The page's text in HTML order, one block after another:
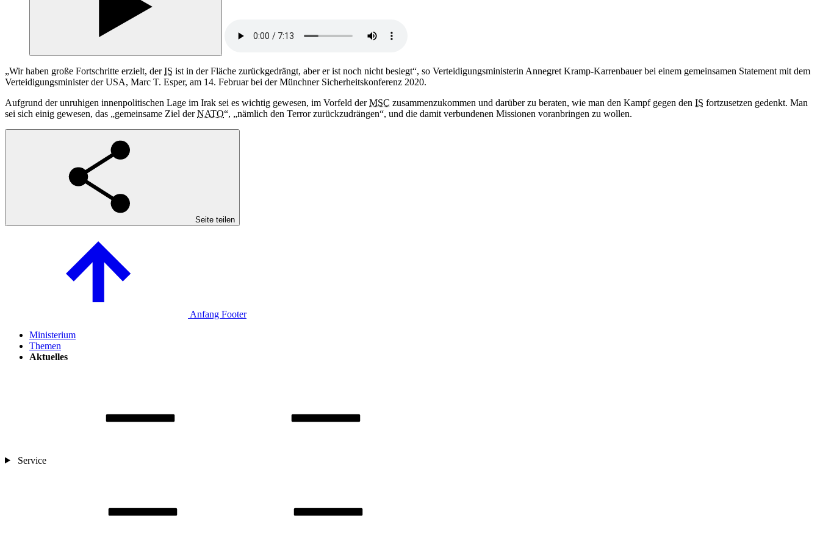
„Wir haben große Fortschritte erzielt, derIS ist in der Fläche zurückgedrängt, aber er ist noch nicht besiegt“, so Verteidigungsministerin Annegret Kramp-Karrenbauer bei einem gemeinsamen Statement mit dem
Verteidigungsminister der USA, Marc T. Esper, am 14. Februar bei der Münchner Sicherheitskonferenz 2020.
Aufgrund der unruhigen innenpolitischen Lage im Irak sei es wichtig gewesen, im Vorfeld derMSC zusammenzukommen und darüber zu beraten, wie man den Kampf gegen den IS fortzusetzen gedenkt. Man
sei sich einig gewesen, das „gemeinsame Ziel derNATO“, „nämlich den Terror zurückzudrängen“, und die damit verbundenen Missionen voranbringen zu wollen.
Seite teilen
Anfang Footer
Ministerium
Themen
Aktuelles
Service